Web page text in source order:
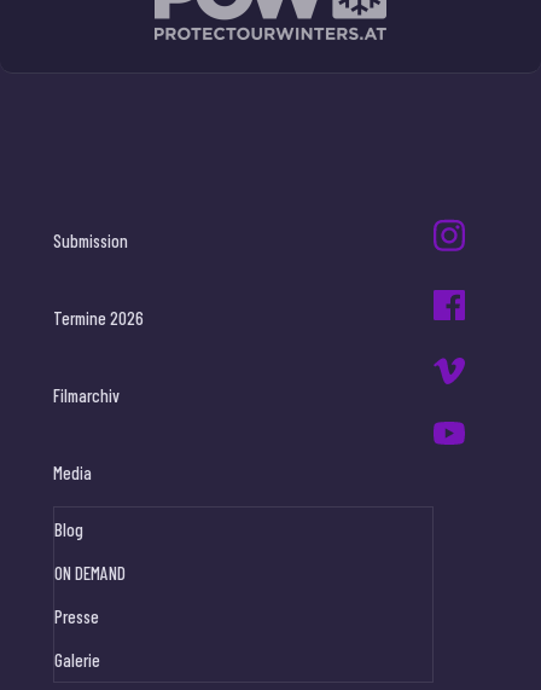
Submission
Termine 2026
Filmarchiv
Media
Blog
ON DEMAND
Presse
Galerie